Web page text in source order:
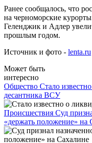
Ранее сообщалось, что
на черноморские
Геленджик и Адлер
прошлым годом.
Источник и фото - lenta.ru
Может быть
интересно
Общество Стало
десантника ВСУ
Происшествия Суд
«держать положение» на